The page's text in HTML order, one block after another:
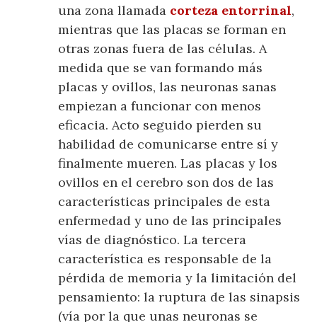
una zona llamada corteza entorrinal,
mientras que las placas se forman en
otras zonas fuera de las células. A
medida que se van formando más
placas y ovillos, las neuronas sanas
empiezan a funcionar con menos
eficacia. Acto seguido pierden su
habilidad de comunicarse entre sí y
finalmente mueren. Las placas y los
ovillos en el cerebro son dos de las
características principales de esta
enfermedad y uno de las principales
vías de diagnóstico. La tercera
característica es responsable de la
pérdida de memoria y la limitación del
pensamiento: la ruptura de las sinapsis
(vía por la que unas neuronas se